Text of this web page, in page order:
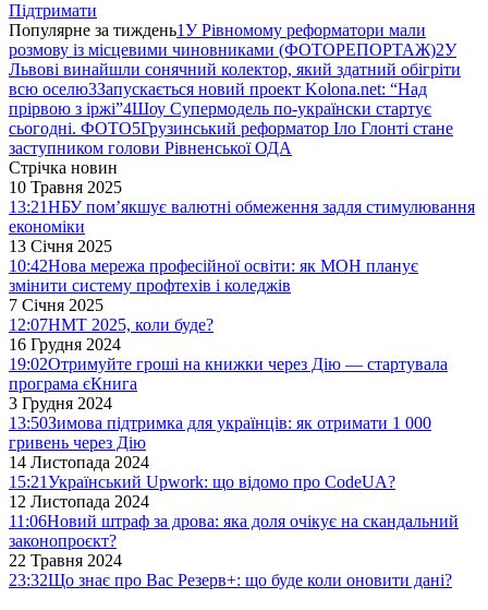
Підтримати
Популярне за тиждень1У Рівномому реформатори мали
розмову із місцевими чиновниками (ФОТОРЕПОРТАЖ)2У
Львові винайшли сонячний колектор, який здатний обігріти
всю оселю3Запускається новий проект Kolona.net: “Над
прірвою з іржі”4Шоу Супермодель по-українски стартує
сьогодні. ФОТО5Грузинський реформатор Іло Глонті стане
заступником голови Рівненської ОДА
Стрічка новин
10 Травня 2025
13:21НБУ пом’якшує валютні обмеження задля стимулювання
економіки
13 Січня 2025
10:42Нова мережа професійної освіти: як МОН планує
змінити систему профтехів і коледжів
7 Січня 2025
12:07НМТ 2025, коли буде?
16 Грудня 2024
19:02Отримуйте гроші на книжки через Дію — стартувала
програма єКнига
3 Грудня 2024
13:50Зимова підтримка для українців: як отримати 1 000
гривень через Дію
14 Листопада 2024
15:21Український Upwork: що відомо про CodeUA?
12 Листопада 2024
11:06Новий штраф за дрова: яка доля очікує на скандальний
законопроєкт?
22 Травня 2024
23:32Що знає про Вас Резерв+: що буде коли оновити дані?